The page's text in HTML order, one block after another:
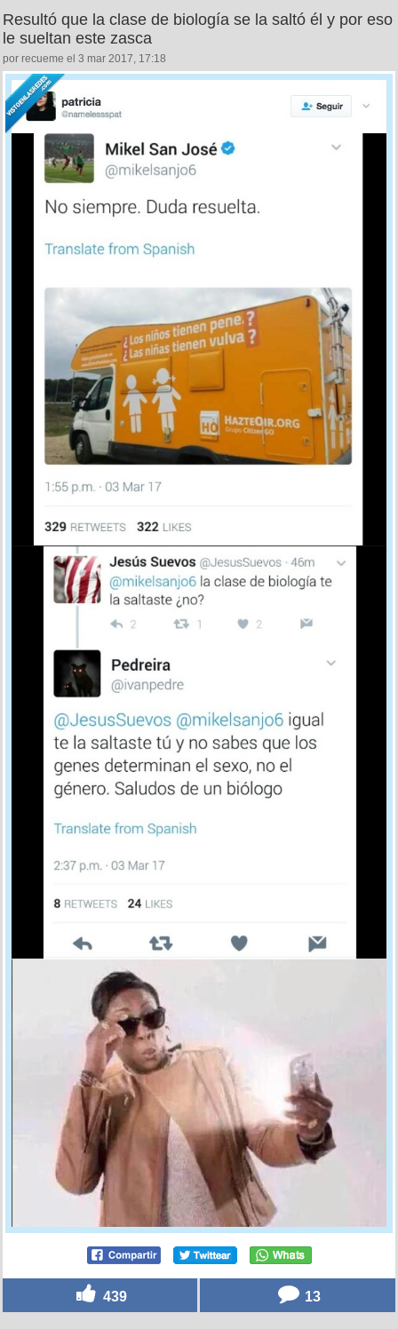
Resultó que la clase de biología se la saltó él y por eso
le sueltan este zasca
por recueme el 3 mar 2017, 17:18
439 13